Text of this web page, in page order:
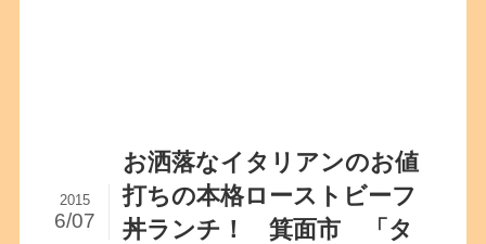
お洒落なイタリアンのお値
打ちの本格ローストビーフ
丼ランチ！ 箕面市 「タ
2015
6/07